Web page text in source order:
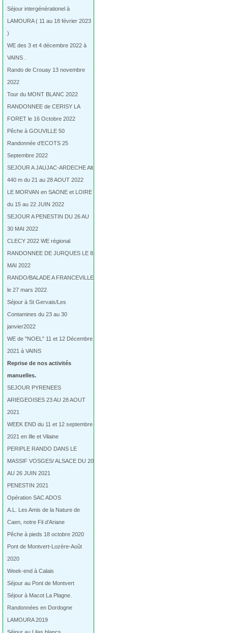
Séjour intergénérationel à
LAMOURA ( 11 au 18 février 2023
)
WE des 3 et 4 décembre 2022 à
VAINS .
Rando de Crouay 13 novembre
2022
Tour du MONT BLANC 2022
RANDONNEE de CERISY LA
FORET le 16 Octobre 2022
Pêche à GOUVILLE 50
Randonnée d’ECOTS 25
Septembre 2022
SEJOUR A JAUJAC-ARDECHE Alt
440 m du 21 au 28 AOUT 2022
LE MORVAN en SAONE et LOIRE
du 15 au 22 JUIN 2022
SEJOUR A PENESTIN DU 26 AU
30 MAI 2022
CLECY 2022 WE régional
RANDONNEE DE JURQUES LE 8
MAI 2022
RANDO/BALADE A FRANCEVILLE
le 27 mars 2022
Séjour à St Gervais/Les
Contamines du 23 au 30
janvier2022
WE de "NOEL" 11 et 12 Décembre
2021 à VAINS
Reprise de nos activités
manuelles.
SEJOUR PYRENEES
ARIEGEOISES 23 AU 28 AOUT
2021
WEEK END du 11 et 12 septembre
2021 en Ille et Vilaine
PERIPLE RANDO DANS LE
MASSIF VOSGES/ ALSACE DU 20
AU 26 JUIN 2021
PENESTIN 2021
Opération SAC ADOS
A.L. Les Amis de la Nature de
Caen, notre Fil d’Ariane
Pêche à pieds 18 octobre 2020
Pont de Montvert-Lozère-Août
2020
Week-end à Calais
Séjour au Pont de Montvert
Séjour à Macot La Plagne.
Randonnées en Dordogne
LAMOURA 2019